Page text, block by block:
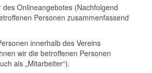
Onlineangebotes (Nachfolgend
Personen zusammenfassend
innerhalb des Vereins
wir die betroffenen Personen
als „Mitarbeiter“).